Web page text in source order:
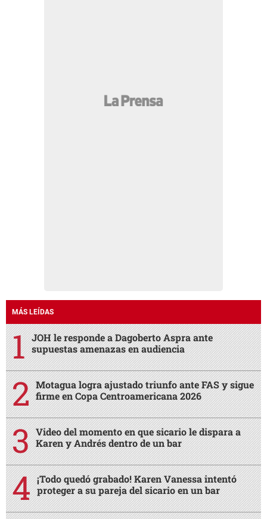
MÁS LEÍDAS
JOH le responde a Dagoberto Aspra ante
supuestas amenazas en audiencia
Motagua logra ajustado triunfo ante FAS y sigue
firme en Copa Centroamericana 2026
Video del momento en que sicario le dispara a
Karen y Andrés dentro de un bar
¡Todo quedó grabado! Karen Vanessa intentó
proteger a su pareja del sicario en un bar